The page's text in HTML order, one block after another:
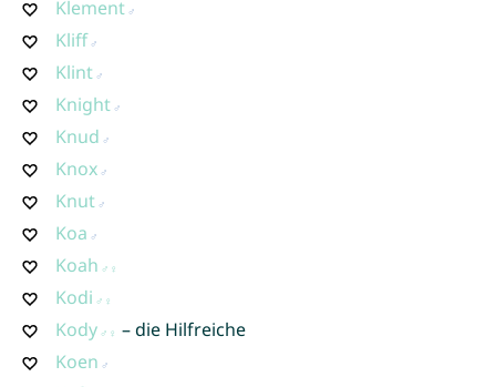
Klement
Kliff
Klint
Knight
Knud
Knox
Knut
Koa
Koah
Kodi
Kody
– die Hilfreiche
Koen